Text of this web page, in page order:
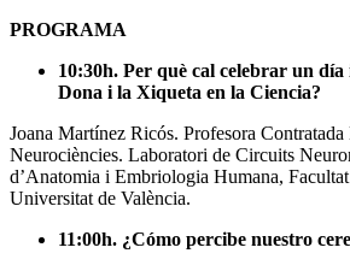
PROGRAMA
10:30h. Per què cal celebrar un
Dona i la Xiqueta en la Ciencia?
Joana Martínez Ricós. Profesora
Neurociències. Laboratori de Circuits
d’Anatomia i Embriologia Humana,
Universitat de València.
11:00h. ¿Cómo percibe nuestro